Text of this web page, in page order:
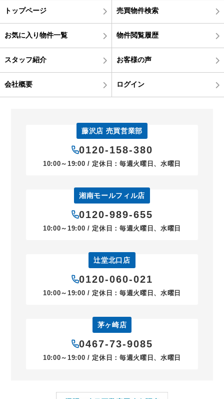
トップページ 売買物件検索
お気に入り物件一覧 物件閲覧履歴
スタッフ紹介 お客様の声
会社概要 ログイン
藤沢店 売買営業部
0120-158-380
10:00～19:00 / 定休日：毎週火曜日、水曜日
湘南モールフィル店
0120-989-655
10:00～19:00 / 定休日：毎週火曜日、水曜日
辻堂北口店
0120-060-021
10:00～19:00 / 定休日：毎週火曜日、水曜日
茅ヶ崎店
0467-73-9085
10:00～19:00 / 定休日：毎週火曜日、水曜日